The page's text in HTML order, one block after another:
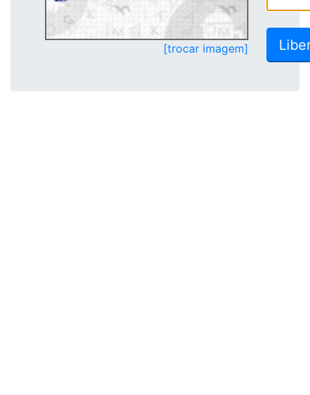
[trocar imagem]